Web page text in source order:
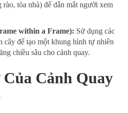
tòa nhà) để dẫn mắt người xem
within a Frame): Sử dụng các
cây để tạo một khung hình tự nhiên
chiều sâu cho cảnh quay.
Của Cảnh Quay